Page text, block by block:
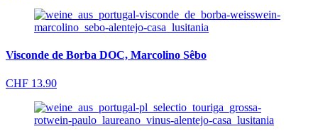
Visconde de Borba DOC, Marcolino Sêbo
CHF 13.90